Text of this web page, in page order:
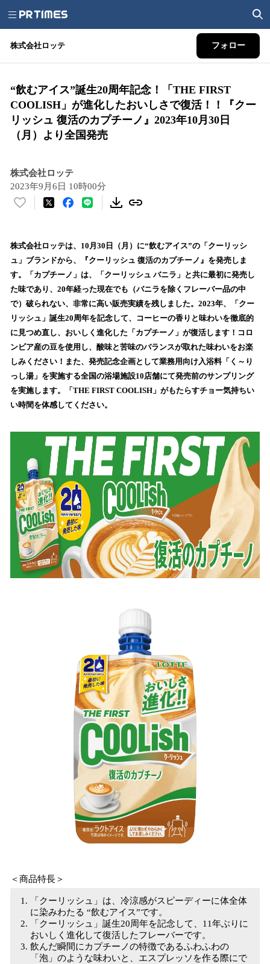
株式会社ロッテ フォロー
“飲むアイス”誕生20周年記念！「THE FIRST
COOLISH」が進化したおいしさで復活！！『クー
リッシュ 復活のカプチーノ』2023年10月30日
（月）より全国発売
株式会社ロッテ
2023年9月6日 10時00分
い
！
数
読
込
み
中
で
す
株式会社ロッテは、10月30日（月）に“飲むアイス”の「クーリッシ
ュ」ブランドから、『クーリッシュ 復活のカプチーノ』を発売しま
す。「カプチーノ」は、「クーリッシュ バニラ」と共に最初に発売し
た味であり、20年経った現在でも（バニラを除くフレーバー品の中
で）破られない、非常に高い販売実績を残しました。2023年、「クー
リッシュ」誕生20周年を記念して、コーヒーの香りと味わいを徹底的
に見つめ直し、おいしく進化した「カプチーノ」が復活します！コロ
ンビア産の豆を使用し、酸味と苦味のバランスが取れた味わいをお楽
しみください！また、発売記念企画として業務用向け入浴料「く～り
っし湯」を実施する全国の浴場施設10店舗にて発売前のサンプリング
を実施します。「THE FIRST COOLISH」がもたらすチョー気持ちい
い時間を体感してください。
＜商品特長＞
「クーリッシュ」は、冷涼感がスピーディーに体全体
に染みわたる “飲むアイス”です。
「クーリッシュ」誕生20周年を記念して、11年ぶりに
おいしく進化して復活したフレーバーです。
飲んだ瞬間にカプチーノの特徴であるふわふわの
「泡」のような味わいと、エスプレッソを作る際にで